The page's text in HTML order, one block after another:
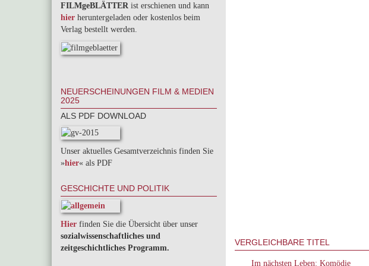
FILMgeBLÄTTER ist erschienen und kann
hier heruntergeladen oder kostenlos beim
Verlag bestellt werden.
NEUERSCHEINUNGEN FILM & MEDIEN
2025
ALS PDF DOWNLOAD
Unser aktuelles Gesamtverzeichnis finden Sie
»hier« als PDF
GESCHICHTE UND POLITIK
Hier finden Sie die Übersicht über unser
sozialwissenschaftliches und
zeitgeschichtliches Programm.
VERGLEICHBARE TITEL
Im nächsten Leben: Komödie